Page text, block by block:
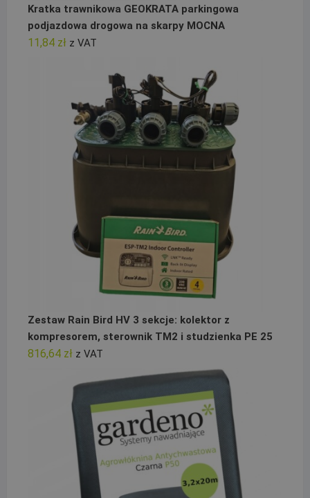
Kratka trawnikowa GEOKRATA parkingowa
podjazdowa drogowa na skarpy MOCNA
11,84 zł z VAT
Zestaw Rain Bird HV 3 sekcje: kolektor z
kompresorem, sterownik TM2 i studzienka PE 25
816,64 zł z VAT